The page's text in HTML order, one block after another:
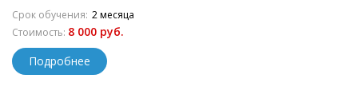
Срок обучения: 2 месяца
Стоимость: 8 000 руб.
Подробнее